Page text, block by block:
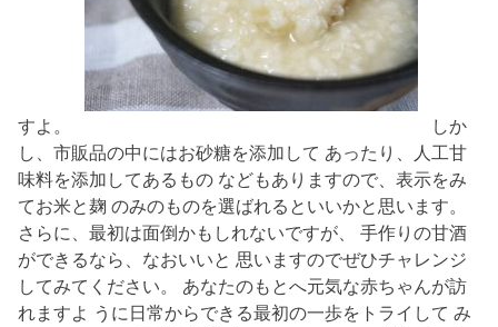
すよ。
しか
し、市販品の中にはお砂糖を添加して あったり、人工甘
味料を添加してあるもの などもありますので、表示をみ
てお米と麹 のみのものを選ばれるといいかと思います。
さらに、最初は面倒かもしれないですが、 手作りの甘酒
ができるなら、なおいいと 思いますのでぜひチャレンジ
してみてください。 あなたのもとへ元気な赤ちゃんが訪
れますよ うに日常からできる最初の一歩をトライして み